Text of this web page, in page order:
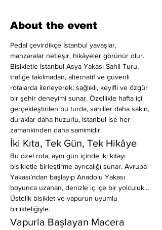
About the event
Pedal çevirdikçe İstanbul yavaşlar,
manzaralar netleşir, hikâyeler görünür olur.
Bisikletle İstanbul Asya Yakası Sahil Turu,
trafiğe takılmadan, alternatif ve güvenli
rotalarda ilerleyerek; sağlıklı, keyifli ve özgür
bir şehir deneyimi sunar. Özellikle hafta içi
gerçekleştirilen bu turda, sahiller daha sakin,
duraklar daha huzurlu, İstanbul ise her
zamankinden daha samimidir.
İki Kıta, Tek Gün, Tek Hikâye
Bu özel rota, aynı gün içinde iki kıtayı
bisikletle birleştirme ayrıcalığı sunar. Avrupa
Yakası’ndan başlayıp Anadolu Yakası
boyunca uzanan, denizle iç içe bir yolculuk…
Üstelik bisiklet ve vapurun uyumlu
birlikteliğiyle.
Vapurla Başlayan Macera